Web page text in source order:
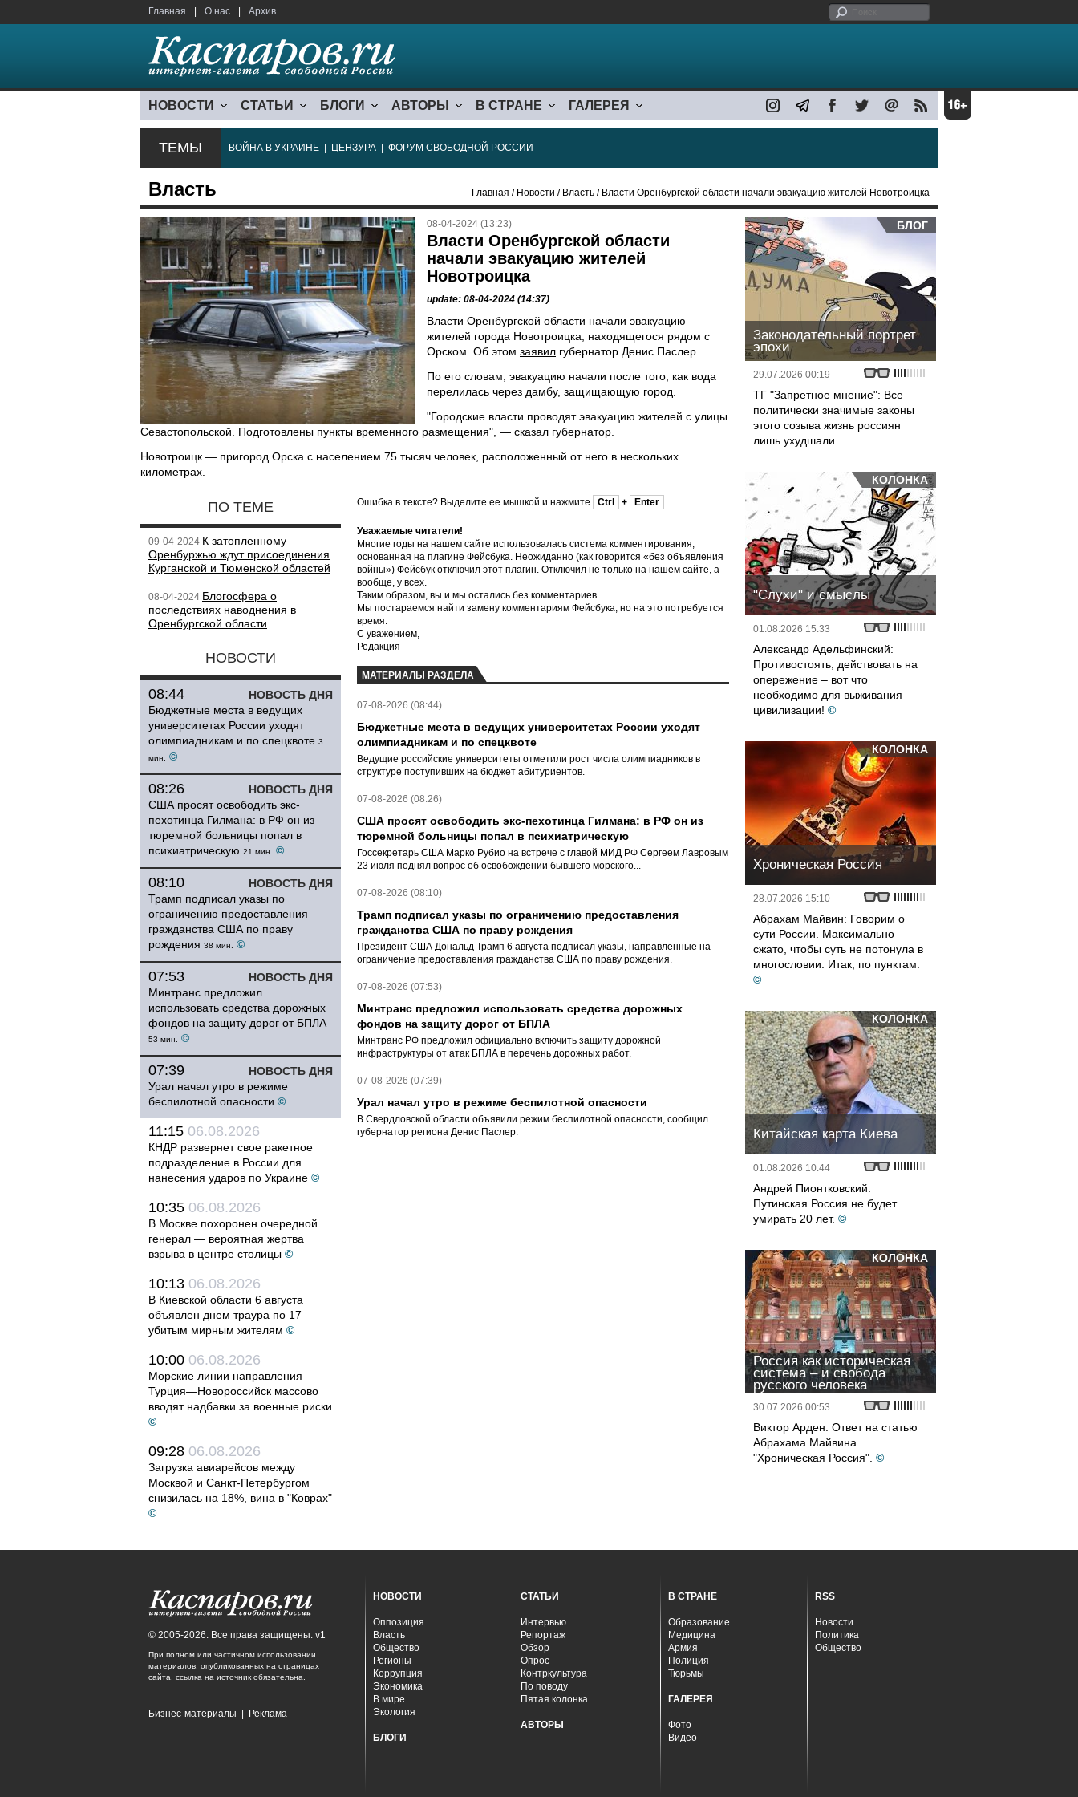
Главная О нас Архив
НОВОСТИ СТАТЬИ БЛОГИ АВТОРЫ В СТРАНЕ ГАЛЕРЕЯ
ТЕМЫ ВОЙНА В УКРАИНЕ ЦЕНЗУРА ФОРУМ СВОБОДНОЙ РОССИИ
Власть Главная / Новости / Власть / Власти Оренбургской области начали эвакуацию жителей Новотроицка
08-04-2024 (13:23)
Власти Оренбургской области
начали эвакуацию жителей
Новотроицка
update: 08-04-2024 (14:37)
Власти Оренбургской области начали эвакуацию
жителей города Новотроицка, находящегося рядом с
Орском. Об этом заявил губернатор Денис Паслер.
По его словам, эвакуацию начали после того, как вода
перелилась через дамбу, защищающую город.
"Городские власти проводят эвакуацию жителей с улицы
Севастопольской. Подготовлены пункты временного размещения", — сказал губернатор.
Новотроицк — пригород Орска с населением 75 тысяч человек, расположенный от него в нескольких
километрах.
ПО ТЕМЕ
09-04-2024 К затопленному
Оренбуржью ждут присоединения
Курганской и Тюменской областей
08-04-2024 Блогосфера о
последствиях наводнения в
Оренбургской области
НОВОСТИ
НОВОСТЬ ДНЯ
08:44
Бюджетные места в ведущих
университетах России уходят
олимпиадникам и по спецквоте 3
мин.
©
НОВОСТЬ ДНЯ
08:26
США просят освободить экс-
пехотинца Гилмана: в РФ он из
тюремной больницы попал в
психиатрическую 21 мин. ©
НОВОСТЬ ДНЯ
08:10
Трамп подписал указы по
ограничению предоставления
гражданства США по праву
рождения 38 мин. ©
НОВОСТЬ ДНЯ
07:53
Минтранс предложил
использовать средства дорожных
фондов на защиту дорог от БПЛА
53 мин. ©
НОВОСТЬ ДНЯ
07:39
Урал начал утро в режиме
беспилотной опасности ©
11:15 06.08.2026
КНДР развернет свое ракетное
подразделение в России для
нанесения ударов по Украине ©
10:35 06.08.2026
В Москве похоронен очередной
генерал — вероятная жертва
взрыва в центре столицы ©
10:13 06.08.2026
В Киевской области 6 августа
объявлен днем траура по 17
убитым мирным жителям ©
10:00 06.08.2026
Морские линии направления
Турция—Новороссийск массово
вводят надбавки за военные риски
©
09:28 06.08.2026
Загрузка авиарейсов между
Москвой и Санкт-Петербургом
снизилась на 18%, вина в "Коврах"
©
Ошибка в тексте? Выделите ее мышкой и нажмите Ctrl + Enter
Уважаемые читатели!
Многие годы на нашем сайте использовалась система комментирования,
основанная на плагине Фейсбука. Неожиданно (как говорится «без объявления
войны») Фейсбук отключил этот плагин. Отключил не только на нашем сайте, а
вообще, у всех.
Таким образом, вы и мы остались без комментариев.
Мы постараемся найти замену комментариям Фейсбука, но на это потребуется
время.
С уважением,
Редакция
МАТЕРИАЛЫ РАЗДЕЛА
07-08-2026 (08:44)
Бюджетные места в ведущих университетах России уходят
олимпиадникам и по спецквоте
Ведущие российские университеты отметили рост числа олимпиадников в
структуре поступивших на бюджет абитуриентов.
07-08-2026 (08:26)
США просят освободить экс-пехотинца Гилмана: в РФ он из
тюремной больницы попал в психиатрическую
Госсекретарь США Марко Рубио на встрече с главой МИД РФ Сергеем Лавровым
23 июля поднял вопрос об освобождении бывшего морского...
07-08-2026 (08:10)
Трамп подписал указы по ограничению предоставления
гражданства США по праву рождения
Президент США Дональд Трамп 6 августа подписал указы, направленные на
ограничение предоставления гражданства США по праву рождения.
07-08-2026 (07:53)
Минтранс предложил использовать средства дорожных
фондов на защиту дорог от БПЛА
Минтранс РФ предложил официально включить защиту дорожной
инфраструктуры от атак БПЛА в перечень дорожных работ.
07-08-2026 (07:39)
Урал начал утро в режиме беспилотной опасности
В Свердловской области объявили режим беспилотной опасности, сообщил
губернатор региона Денис Паслер.
БЛОГ
Законодательный портрет
эпохи
29.07.2026 00:19
ТГ "Запретное мнение": Все
политически значимые законы
этого созыва жизнь россиян
лишь ухудшали.
КОЛОНКА
"Слухи" и смыслы
01.08.2026 15:33
Александр Адельфинский:
Противостоять, действовать на
опережение – вот что
необходимо для выживания
цивилизации! ©
КОЛОНКА
Хроническая Россия
28.07.2026 15:10
Абрахам Майвин: Говорим о
сути России. Максимально
сжато, чтобы суть не потонула в
многословии. Итак, по пунктам.
©
КОЛОНКА
Китайская карта Киева
01.08.2026 10:44
Андрей Пионтковский:
Путинская Россия не будет
умирать 20 лет. ©
КОЛОНКА
Россия как историческая
система – и свобода
русского человека
30.07.2026 00:53
Виктор Арден: Ответ на статью
Абрахама Майвина
"Хроническая Россия". ©
© 2005-2026. Все права защищены. v1
При полном или частичном использовании
материалов, опубликованных на страницах
сайта, ссылка на источник обязательна.
Бизнес-материалы Реклама
НОВОСТИ
Оппозиция
Власть
Общество
Регионы
Коррупция
Экономика
В мире
Экология
БЛОГИ
СТАТЬИ
Интервью
Репортаж
Обзор
Опрос
Контркультура
По поводу
Пятая колонка
АВТОРЫ
В СТРАНЕ
Образование
Медицина
Армия
Полиция
Тюрьмы
ГАЛЕРЕЯ
Фото
Видео
RSS
Новости
Политика
Общество